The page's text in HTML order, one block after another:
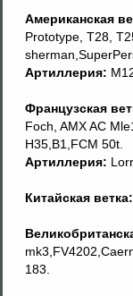
Американская
Prototype, Т28,
Артиллерия:
Французская
Foch, AMX AC
H35,B1,FCM 50t.
Артиллерия:
Китайская ветка:
183.